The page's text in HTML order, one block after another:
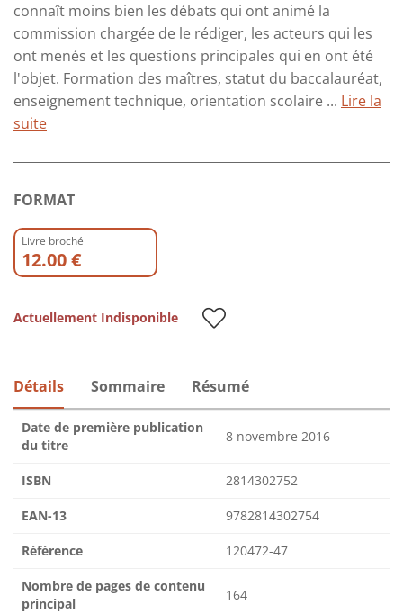
connaît moins bien les débats qui ont animé la
commission chargée de le rédiger, les acteurs qui les
ont menés et les questions principales qui en ont été
l'objet. Formation des maîtres, statut du baccalauréat,
enseignement technique, orientation scolaire ... Lire la
suite
FORMAT
Livre broché
12.00 €
Actuellement Indisponible
Détails Sommaire Résumé
Date de première publication
du titre
8 novembre 2016
ISBN 2814302752
EAN-13 9782814302754
Référence 120472-47
Nombre de pages de contenu
principal
164